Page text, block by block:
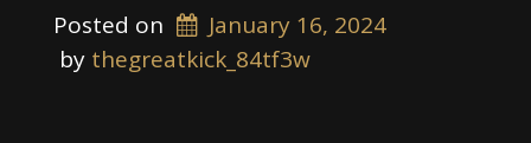
Posted on
January 16, 2024
by thegreatkick_84tf3w